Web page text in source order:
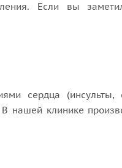
Если вы
сердца (инсульты,
нашей клинике